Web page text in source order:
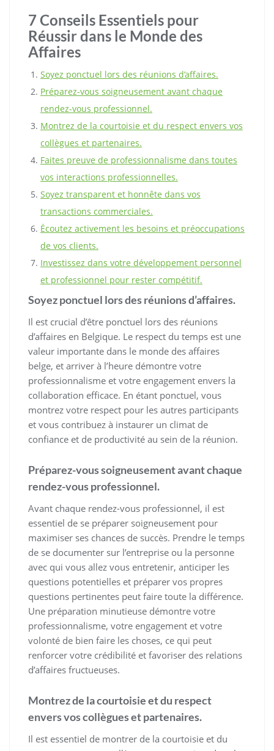
7 Conseils Essentiels pour
Réussir dans le Monde des
Affaires
Soyez ponctuel lors des réunions d’affaires.
Préparez-vous soigneusement avant chaque
rendez-vous professionnel.
Montrez de la courtoisie et du respect envers vos
collègues et partenaires.
Faites preuve de professionnalisme dans toutes
vos interactions professionnelles.
Soyez transparent et honnête dans vos
transactions commerciales.
Écoutez activement les besoins et préoccupations
de vos clients.
Investissez dans votre développement personnel
et professionnel pour rester compétitif.
Soyez ponctuel lors des réunions d’affaires.
Il est crucial d’être ponctuel lors des réunions
d’affaires en Belgique. Le respect du temps est une
valeur importante dans le monde des affaires
belge, et arriver à l’heure démontre votre
professionnalisme et votre engagement envers la
collaboration efficace. En étant ponctuel, vous
montrez votre respect pour les autres participants
et vous contribuez à instaurer un climat de
confiance et de productivité au sein de la réunion.
Préparez-vous soigneusement avant chaque
rendez-vous professionnel.
Avant chaque rendez-vous professionnel, il est
essentiel de se préparer soigneusement pour
maximiser ses chances de succès. Prendre le temps
de se documenter sur l’entreprise ou la personne
avec qui vous allez vous entretenir, anticiper les
questions potentielles et préparer vos propres
questions pertinentes peut faire toute la différence.
Une préparation minutieuse démontre votre
professionnalisme, votre engagement et votre
volonté de bien faire les choses, ce qui peut
renforcer votre crédibilité et favoriser des relations
d’affaires fructueuses.
Montrez de la courtoisie et du respect
envers vos collègues et partenaires.
Il est essentiel de montrer de la courtoisie et du